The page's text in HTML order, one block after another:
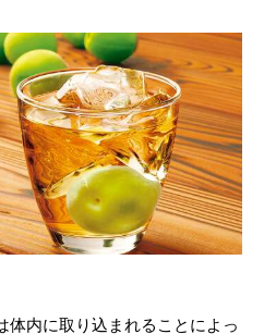
体内に取り込まれることによっ